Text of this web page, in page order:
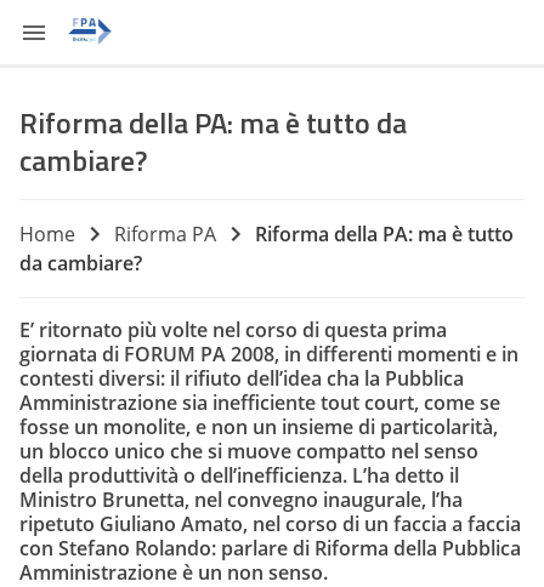
Riforma della PA: ma è tutto da
cambiare?
Home Riforma PA
Riforma della PA: ma è tutto
da cambiare?
E’ ritornato più volte nel corso di questa prima
giornata di FORUM PA 2008, in differenti momenti e in
contesti diversi: il rifiuto dell’idea cha la Pubblica
Amministrazione sia inefficiente tout court, come se
fosse un monolite, e non un insieme di particolarità,
un blocco unico che si muove compatto nel senso
della produttività o dell’inefficienza. L’ha detto il
Ministro Brunetta, nel convegno inaugurale, l’ha
ripetuto Giuliano Amato, nel corso di un faccia a faccia
con Stefano Rolando: parlare di Riforma della Pubblica
Amministrazione è un non senso.